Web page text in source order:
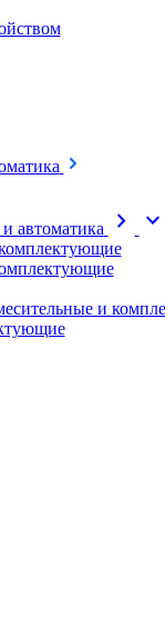
автоматика
chevron_right expand_more
и